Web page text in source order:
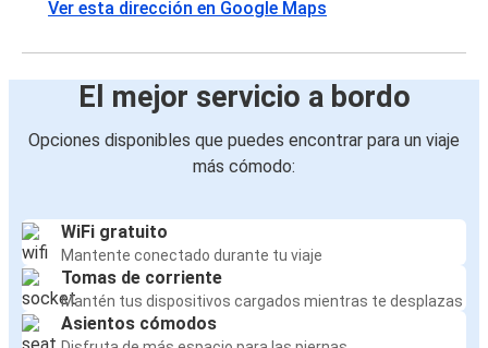
Ver esta dirección en Google Maps
El mejor servicio a bordo
Opciones disponibles que puedes encontrar para un viaje
más cómodo:
WiFi gratuito
Mantente conectado durante tu viaje
Tomas de corriente
Mantén tus dispositivos cargados mientras te desplazas
Asientos cómodos